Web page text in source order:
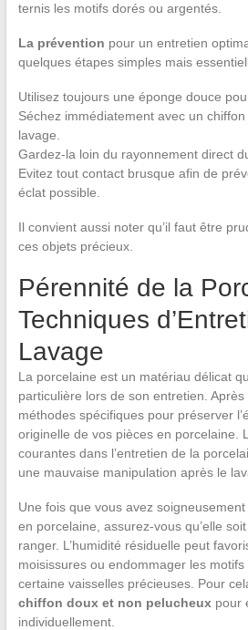
ternis les motifs dorés ou argentés.
La prévention pour un entretien
quelques étapes simples mais
Utilisez toujours une éponge douce
Séchez immédiatement avec un
lavage.
Gardez-la loin du rayonnement direct
Evitez tout contact brusque afin de
éclat possible.
Il convient aussi noter qu’il faut être
ces objets précieux.
Pérennité de la
Techniques
Lavage
La porcelaine est un matériau délicat
particulière lors de son entretien.
méthodes spécifiques pour préserver
originelle de vos pièces en porcelaine.
courantes dans l’entretien de la
une mauvaise manipulation après le
Une fois que vous avez
en porcelaine, assurez-vous qu’elle
ranger. L’humidité résiduelle peut
moisissures ou endommager les
certaine vaisselles précieuses. Pour
chiffon doux et non pelucheuxpour
individuellement.